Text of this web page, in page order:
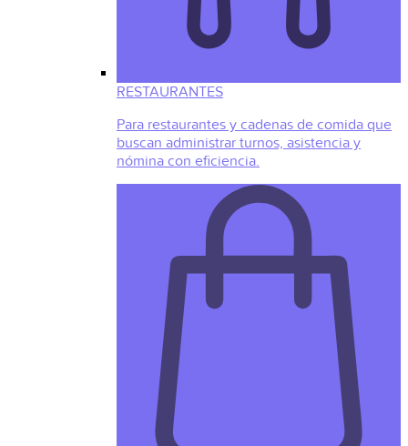
RESTAURANTES
Para restaurantes y cadenas de comida que
buscan administrar turnos, asistencia y
nómina con eficiencia.